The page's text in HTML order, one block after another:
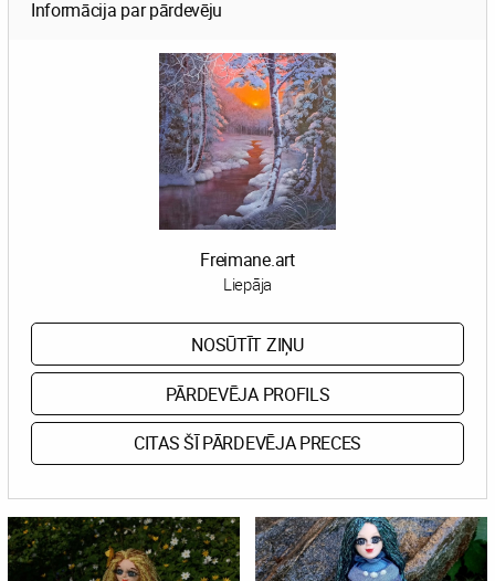
Informācija par pārdevēju
Freimane.art
Liepāja
NOSŪTĪT ZIŅU
PĀRDEVĒJA PROFILS
CITAS ŠĪ PĀRDEVĒJA PRECES